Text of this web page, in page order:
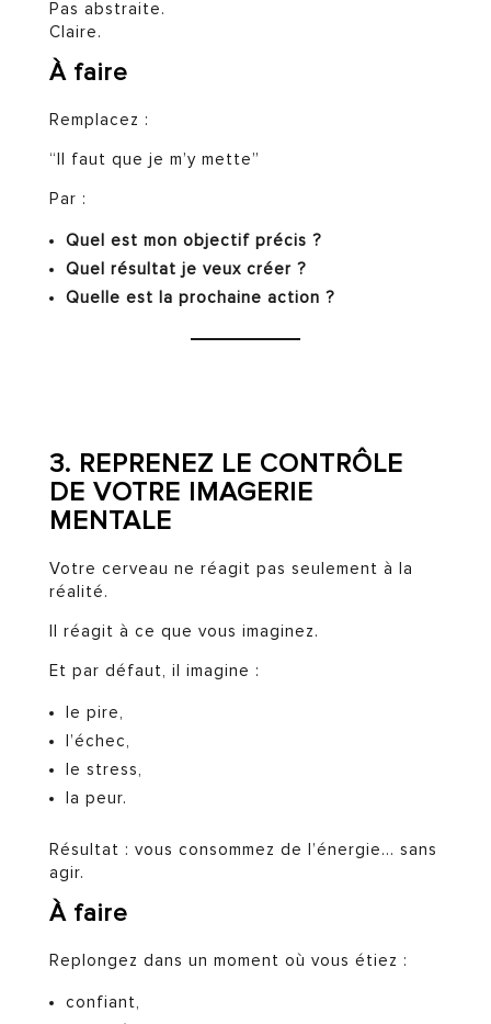
Pas abstraite.
Claire.
À faire
Remplacez :
“Il faut que je m’y mette”
Par :
Quel est mon objectif précis ?
Quel résultat je veux créer ?
Quelle est la prochaine action ?
3. REPRENEZ LE CONTRÔLE
DE VOTRE IMAGERIE
MENTALE
Votre cerveau ne réagit pas seulement à la
réalité.
Il réagit à ce que vous imaginez.
Et par défaut, il imagine :
le pire,
l’échec,
le stress,
la peur.
Résultat : vous consommez de l’énergie… sans
agir.
À faire
Replongez dans un moment où vous étiez :
confiant,